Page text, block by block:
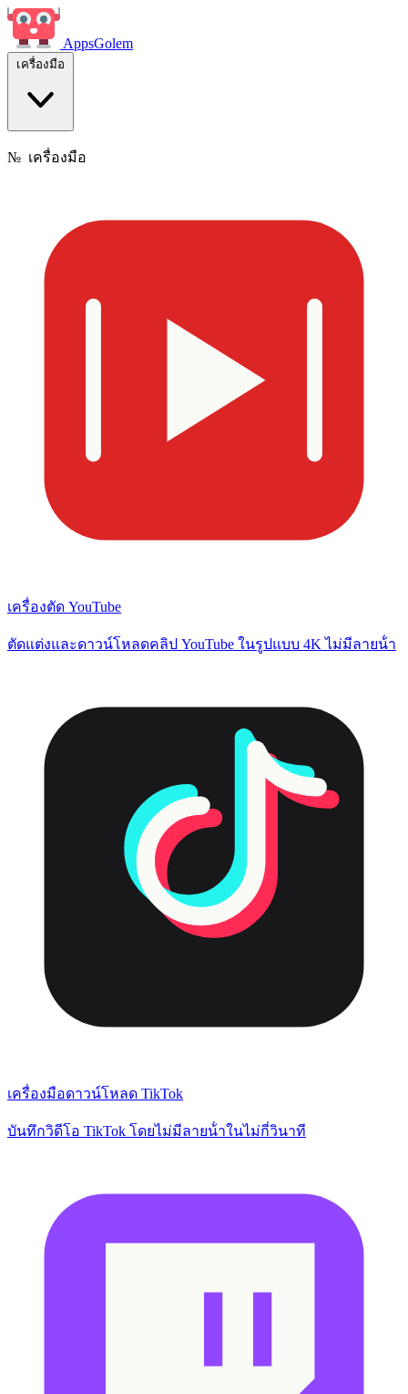
AppsGolem
เครื่องมือ
№ เครื่องมือ
เครื่องตัด YouTube
ตัดแต่งและดาวน์โหลดคลิป YouTube ในรูปแบบ 4K ไม่มีลายน้ํา
เครื่องมือดาวน์โหลด TikTok
บันทึกวิดีโอ TikTok โดยไม่มีลายน้ําในไม่กี่วินาที